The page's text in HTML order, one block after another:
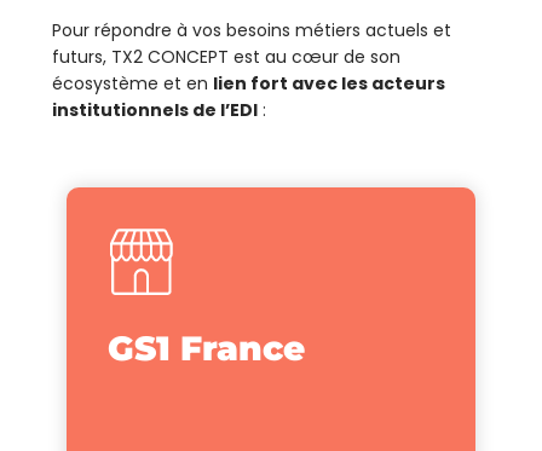
Pour répondre à vos besoins métiers actuels et
futurs, TX2 CONCEPT est au cœur de son
écosystème et en lien fort avec les acteurs
institutionnels de l’EDI:
GS1 France